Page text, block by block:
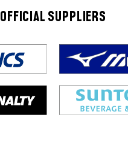
OFFICIAL SUPPLIERS